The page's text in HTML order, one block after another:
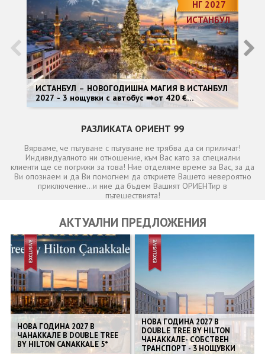
ЗА НАС
КОНТАКТИ
ФИРМЕНИ ДОКУМЕНТИ
0700 144 34 Запитване
НГ 2027
ИСТАНБУЛ
ИСТАНБУЛ – НОВОГОДИШНА МАГИЯ В ИСТАНБУЛ
2027 - 3 нощувки с автобус ➡️от 420 €
<Специален гост: Dragan Kojić Keba>
РАЗЛИКАТА ОРИЕНТ 99
Вярваме, че пътуване с пътуване не трябва да си приличат!
Индивидуалното ни отношение, към Вас като за специални
клиенти ще се погрижи за това! Ние отделяме време за Вас, за да
Ви опознаем и да Ви помогнем да откриете Вашето невероятно
приключение...и ние да бъдем Вашият ОРИЕНТир в
пътешествията!
АКТУАЛНИ ПРЕДЛОЖЕНИЯ
НОВА ГОДИНА 2027 В
ЧАНАККАЛЕ В DOUBLE TREE
BY HILTON CANAKKALE 5*
НОВА ГОДИНА 2027 В
DOUBLE TREE BY HILTON
ЧАНАККАЛЕ- СОБСТВЕН
ТРАНСПОРТ - 3 НОЩУВКИ